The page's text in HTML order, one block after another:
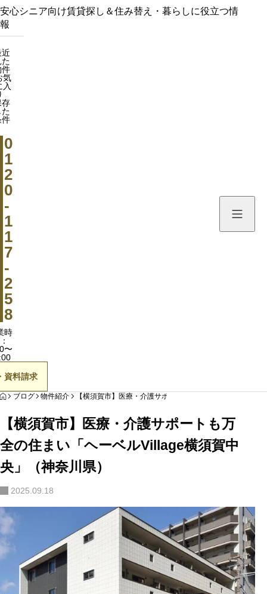
入居までの流れ
おすすめ記事
よくある質問
安心シニア向け賃貸探し＆住み替え・暮らしに役立つ情
報
近
た
件
気
入
存
た
件
0
1
2
0
-
1
1
7
-
2
5
8
時
〜
資料請求
HOME
ブログ 物件紹介 【横須賀市】医療・介護サポートも万全の住まい「ヘー
【横須賀市】医療・介護サポートも万
全の住まい「ヘーベルVillage横須賀中
央」（神奈川県）
2025.09.18